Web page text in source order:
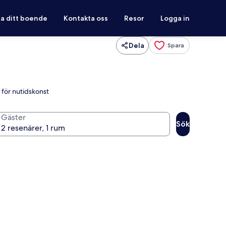
ditt boende Kontakta oss Resor Logga in
Dela Spara
för nutidskonst
Gäster
Sök